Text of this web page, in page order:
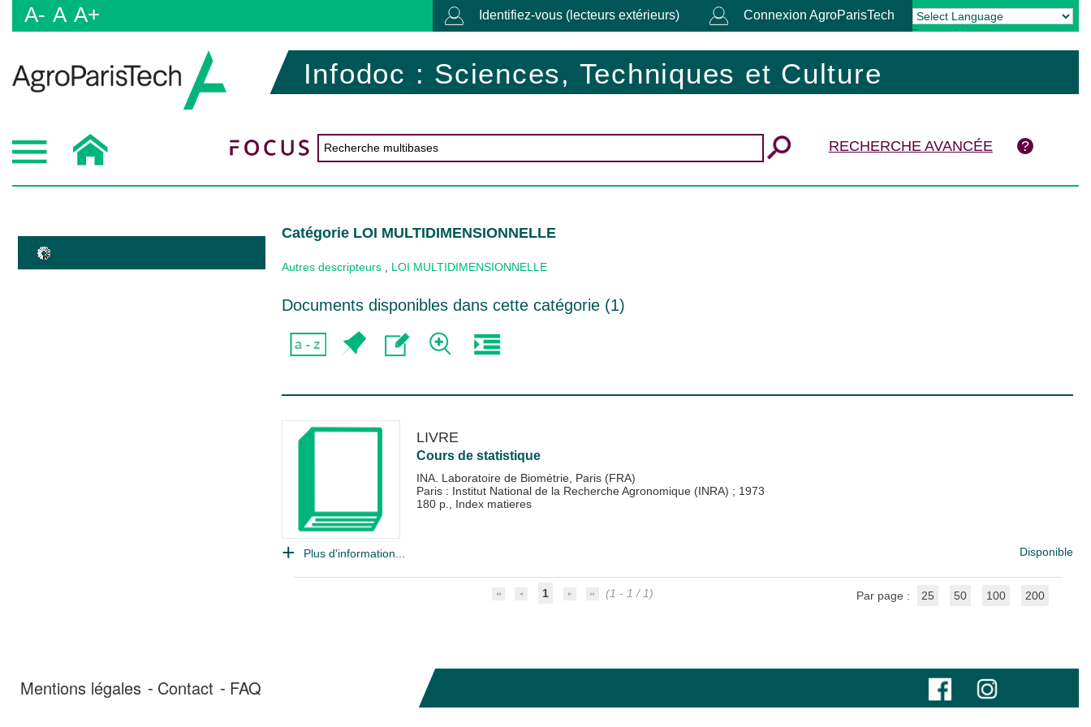
A- A A+ Identifiez-vous (lecteurs extérieurs) Connexion AgroParisTech
Powered by Translate
Infodoc : Sciences, Techniques et Culture
RECHERCHE AVANCÉE
Catégorie LOI MULTIDIMENSIONNELLE
Autres descripteurs LOI MULTIDIMENSIONNELLE
Documents disponibles dans cette catégorie (1)
LIVRE
Cours de statistique
INA. Laboratoire de Biométrie, Paris (FRA)
Paris : Institut National de la Recherche Agronomique (INRA) ; 1973
180 p., Index matieres
Plus d'information... Disponible
1 (1 - 1 / 1) Par page : 25 50 100 200
Mentions légales Contact FAQ